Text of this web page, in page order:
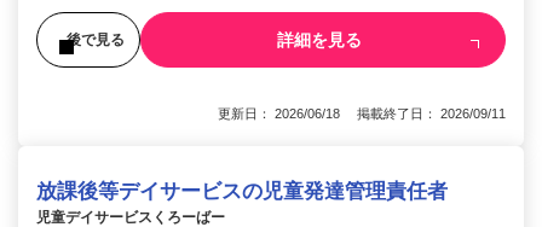
後で見る 詳細を見る
更新日： 2026/06/18 掲載終了日： 2026/09/11
放課後等デイサービスの児童発達管理責任者
児童デイサービスくろーばー